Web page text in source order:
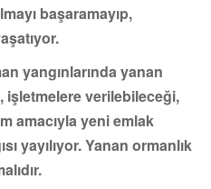
başaramayıp,
yangınlarında yanan
verilebileceği,
amacıyla yeni emlak
yayılıyor. Yanan ormanlık